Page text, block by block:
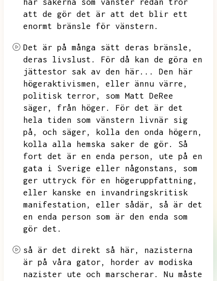
här sakerna som vänster redan tror
att de gör det är att det blir ett
enormt bränsle för vänstern.
Det är på många sätt deras bränsle,
deras livslust.
För då kan de göra en
jättestor sak av den här...
Den här
högeraktivismen,
eller ännu värre,
politisk terror,
som Matt DeRee
säger,
från höger.
För det är det
hela tiden som vänstern livnär sig
på,
och säger,
kolla den onda högern,
kolla alla hemska saker de gör.
Så
fort det är en enda person,
ute på en
gata i Sverige eller någonstans,
som
ger uttryck för en högeruppfattning,
eller kanske en invandringskritisk
manifestation,
eller sådär,
så är det
en enda person som är den enda som
gör det.
så är det direkt så här,
nazisterna
är på våra gator,
horder av modiska
nazister ute och marscherar.
Nu måste